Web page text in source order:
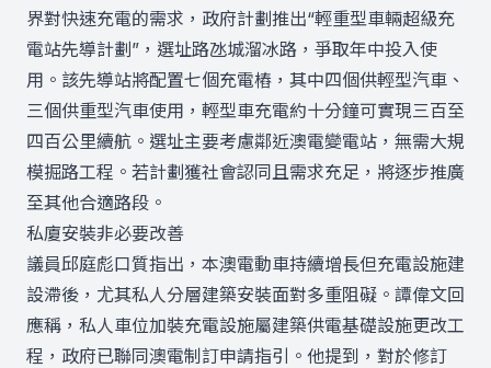
界對快速充電的需求，政府計劃推出“輕重型車輛超級充
電站先導計劃”，選址路氹城溜冰路，爭取年中投入使
用。該先導站將配置七個充電樁，其中四個供輕型汽車、
三個供重型汽車使用，輕型車充電約十分鐘可實現三百至
四百公里續航。選址主要考慮鄰近澳電變電站，無需大規
模掘路工程。若計劃獲社會認同且需求充足，將逐步推廣
至其他合適路段。
私廈安裝非必要改善
議員邱庭彪口質指出，本澳電動車持續增長但充電設施建
設滯後，尤其私人分層建築安裝面對多重阻礙。譚偉文回
應稱，私人車位加裝充電設施屬建築供電基礎設施更改工
程，政府已聯同澳電制訂申請指引。他提到，對於修訂